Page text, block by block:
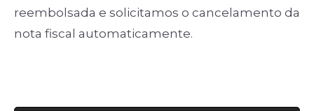
reembolsada e solicitamos o cancelamento da
nota fiscal automaticamente.